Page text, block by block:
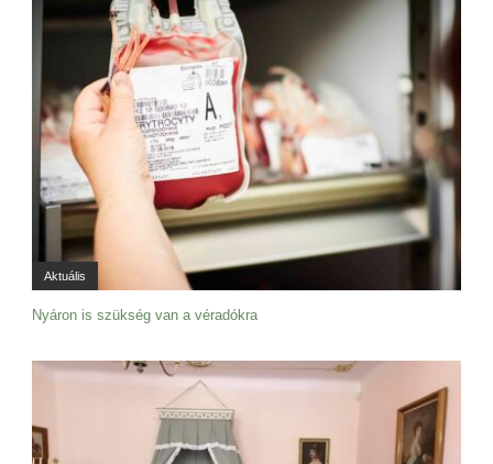
Aktuális
Nyáron is szükség van a véradókra